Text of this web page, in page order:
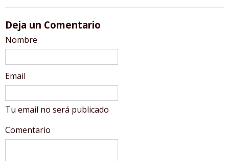
Deja un Comentario
Nombre
Email
Tu email no será publicado
Comentario